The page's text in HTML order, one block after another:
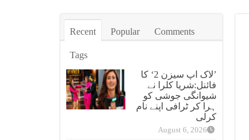
Recent Popular Comments
Tags
’لاک اپ سیزن 2‘ کا
فائنل:شریا کلرا نے
شیوانگی جوشی کو
ہرا کر ٹرافی اپنے نام
کرلی
August 6, 2026